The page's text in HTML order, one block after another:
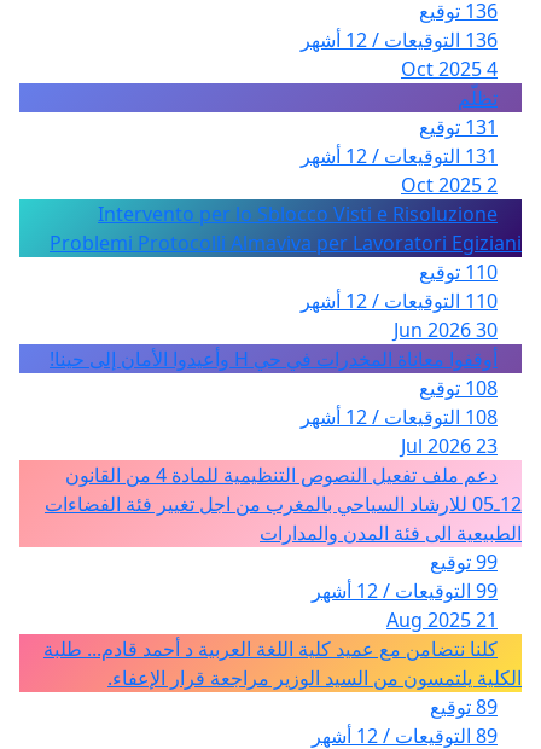
136 توقيع
136 التوقيعات / 12 أشهر
4 Oct 2025
تظلّم
131 توقيع
131 التوقيعات / 12 أشهر
2 Oct 2025
Intervento per lo Sblocco Visti e Risoluzione
Problemi Protocolli Almaviva per Lavoratori Egiziani
110 توقيع
110 التوقيعات / 12 أشهر
30 Jun 2026
أوقفوا معاناة المخدرات في حي H وأعيدوا الأمان إلى حينا!
108 توقيع
108 التوقيعات / 12 أشهر
23 Jul 2026
دعم ملف تفعيل النصوص التنظيمية للمادة 4 من القانون
12ـ05 للارشاد السياحي بالمغرب من اجل تغيير فئة الفضاءات
الطبيعية الى فئة المدن والمدارات
99 توقيع
99 التوقيعات / 12 أشهر
21 Aug 2025
كلنا نتضامن مع عميد كلية اللغة العربية د أحمد قادم... طلبة
الكلية يلتمسون من السيد الوزير مراجعة قرار الإعفاء.
89 توقيع
89 التوقيعات / 12 أشهر